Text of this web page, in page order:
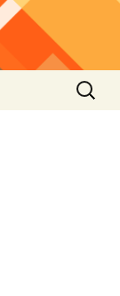
Search
for: